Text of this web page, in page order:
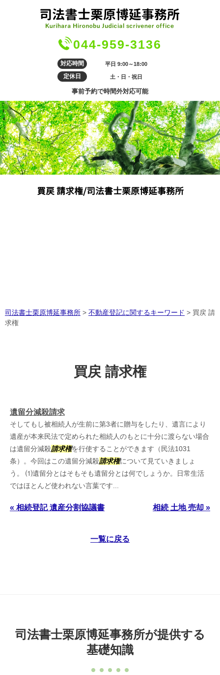
044-959-3136
対応時間 平日 9:00～18:00
定休日 土・日・祝日
事前予約で時間外対応可能
買戻 請求権/司法書士栗原博延事務所
司法書士栗原博延事務所 > 不動産登記に関するキーワード > 買戻 請
求権
買戻 請求権
遺留分減殺請求
そしてもし被相続人が生前に第3者に贈与をしたり、遺言により
遺産が本来民法で定められた相続人のもとに十分に渡らない場合
は遺留分減殺請求権を行使することができます（民法1031
条）。今回はこの遺留分減殺請求権について見ていきましょ
う。 ⑴遺留分とはそもそも遺留分とは何でしょうか。日常生活
ではほとんど使われない言葉です...
« 相続登記 遺産分割協議書 相続 土地 売却 »
一覧に戻る
司法書士栗原博延事務所が提供する
基礎知識